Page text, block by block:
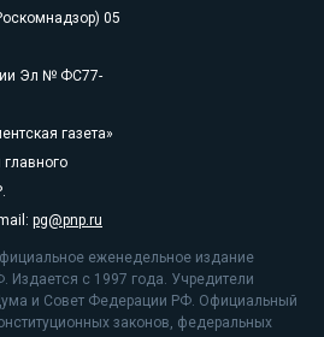
05
Эл № ФС77-
газета»
pg@pnp.ru
еженедельное издание
Издается с 1997 года. Учредители
и Совет Федерации РФ. Официальный
законов, федеральных